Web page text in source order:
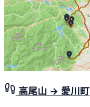
高尾山 → 愛川町